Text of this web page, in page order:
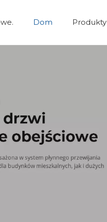
Dom Produkty